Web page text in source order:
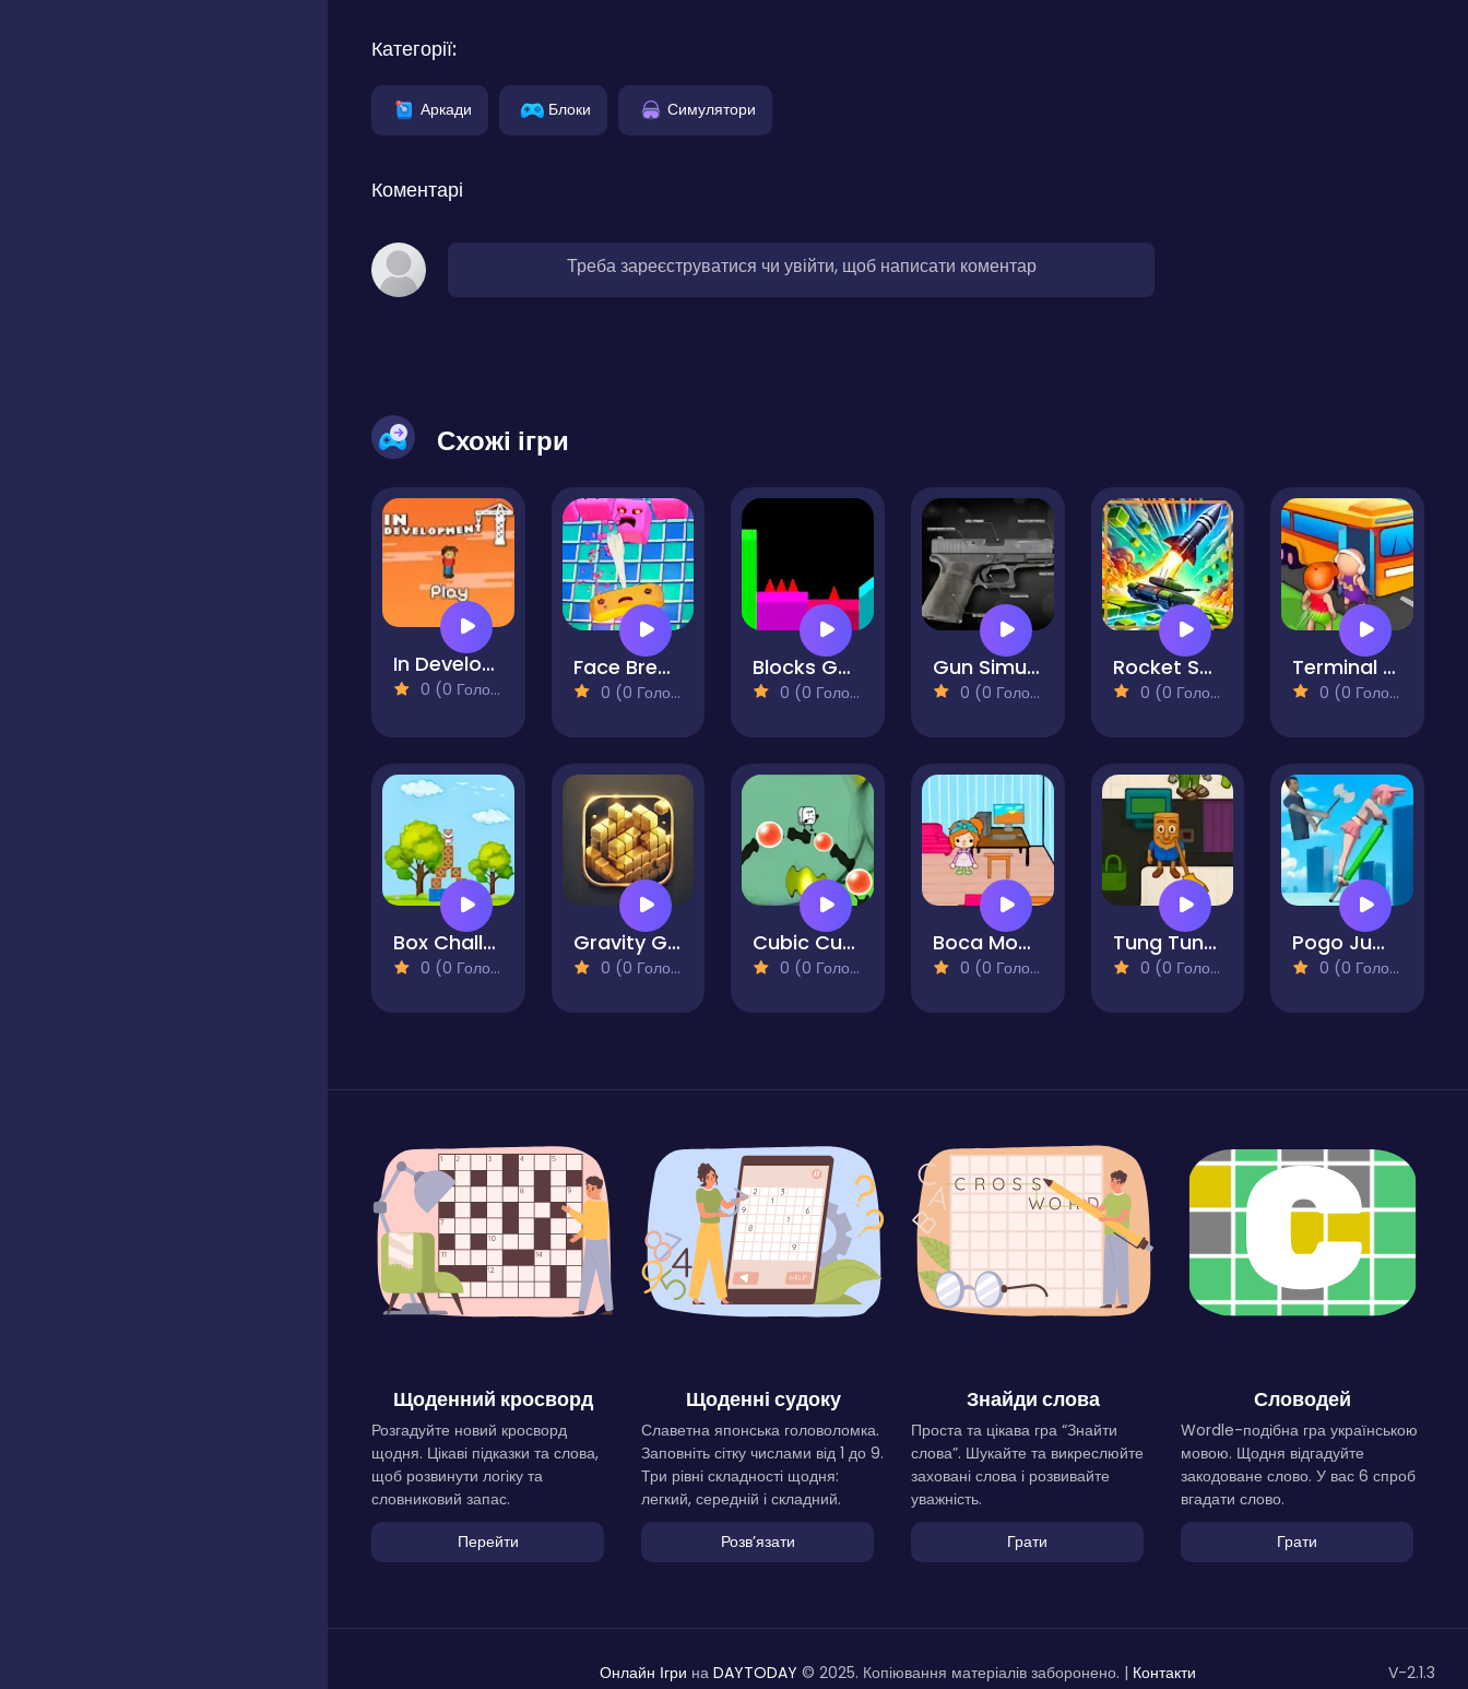
Категорії:
Аркади Блоки Симулятори
Коментарі
Треба зареєструватися чи увійти, щоб написати коментар
Схожі ігри
In Development!
0 (0 Голосів)
Face Breaker
0 (0 Голосів)
Blocks Game
0 (0 Голосів)
Gun Simulator
0 (0 Голосів)
Rocket Smash
0 (0 Голосів)
Terminal Master - Bus Tycoon
0 (0 Голосів)
Box Challenge
0 (0 Голосів)
Gravity Grid
0 (0 Голосів)
Cubic Cubic
0 (0 Голосів)
Boca Moca Freelancer
0 (0 Голосів)
Tung Tung Sahur Supermarket
0 (0 Голосів)
Pogo Jumper 3D
0 (0 Голосів)
Щоденний кросворд
Розгадуйте новий кросворд
щодня. Цікаві підказки та слова,
щоб розвинути логіку та
словниковий запас.
Перейти
Щоденні судоку
Славетна японська головоломка.
Заповніть сітку числами від 1 до 9.
Три рівні складності щодня:
легкий, середній і складний.
Розвʼязати
Знайди слова
Проста та цікава гра “Знайти
слова”. Шукайте та викреслюйте
заховані слова і розвивайте
уважність.
Грати
Словодей
Wordle-подібна гра українською
мовою. Щодня відгадуйте
закодоване слово. У вас 6 спроб
вгадати слово.
Грати
Онлайн Ігри на DAYTODAY © 2025. Копіювання матеріалів заборонено. | Контакти V-2.1.3